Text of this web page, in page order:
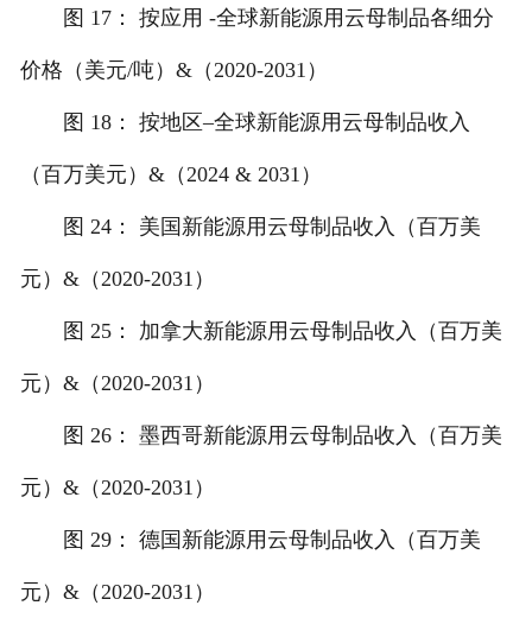
图 17： 按应用 -全球新能源用云母制品各细分
价格（美元/吨）&（2020-2031）
图 18： 按地区–全球新能源用云母制品收入
（百万美元）&（2024 & 2031）
图 24： 美国新能源用云母制品收入（百万美
元）&（2020-2031）
图 25： 加拿大新能源用云母制品收入（百万美
元）&（2020-2031）
图 26： 墨西哥新能源用云母制品收入（百万美
元）&（2020-2031）
图 29： 德国新能源用云母制品收入（百万美
元）&（2020-2031）